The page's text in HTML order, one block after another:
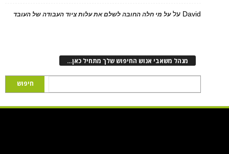
David עלעל מי חלה החובה לשלם את עלות ציוד העבודה של העובד
מנהל משאבי אנוש החיפוש שלך מתחיל כאן…